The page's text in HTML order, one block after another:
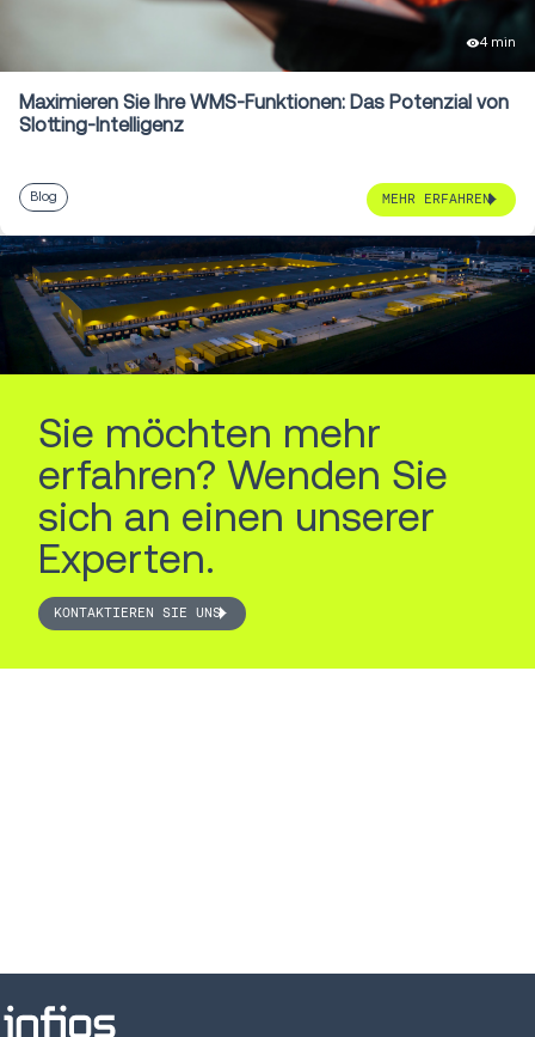
4 min
Maximieren Sie Ihre WMS-Funktionen: Das Potenzial von
Slotting-Intelligenz
Blog MEHR ERFAHREN
Sie möchten mehr
erfahren? Wenden Sie
sich an einen unserer
Experten.
KONTAKTIEREN SIE UNS